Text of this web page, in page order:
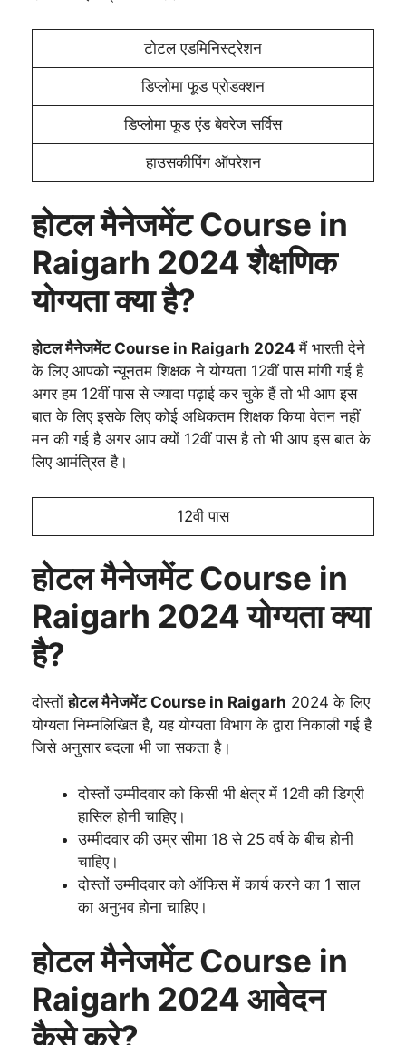
टोटल एडमिनिस्ट्रेशन
डिप्लोमा फूड प्रोडक्शन
डिप्लोमा फूड एंड बेवरेज सर्विस
हाउसकीपिंग ऑपरेशन
होटल मैनेजमेंट Course in
Raigarh 2024 शैक्षणिक
योग्यता क्या है?
होटल मैनेजमेंट Course in Raigarh 2024मैं भारती देने
के लिए आपको न्यूनतम शिक्षक ने योग्यता 12वीं पास मांगी गई है
अगर हम 12वीं पास से ज्यादा पढ़ाई कर चुके हैं तो भी आप इस
बात के लिए इसके लिए कोई अधिकतम शिक्षक किया वेतन नहीं
मन की गई है अगर आप क्यों 12वीं पास है तो भी आप इस बात के
लिए आमंत्रित है।
12वी पास
होटल मैनेजमेंट Course in
Raigarh 2024 योग्यता क्या
है?
दोस्तोंहोटल मैनेजमेंट Course in Raigarh 2024 के लिए
योग्यता निम्नलिखित है, यह योग्यता विभाग के द्वारा निकाली गई है
जिसे अनुसार बदला भी जा सकता है।
दोस्तों उम्मीदवार को किसी भी क्षेत्र में 12वी की डिग्री
हासिल होनी चाहिए।
उम्मीदवार की उम्र सीमा 18 से 25 वर्ष के बीच होनी
चाहिए।
दोस्तों उम्मीदवार को ऑफिस में कार्य करने का 1 साल
का अनुभव होना चाहिए।
होटल मैनेजमेंट Course in
Raigarh 2024 आवेदन
कैसे करे?